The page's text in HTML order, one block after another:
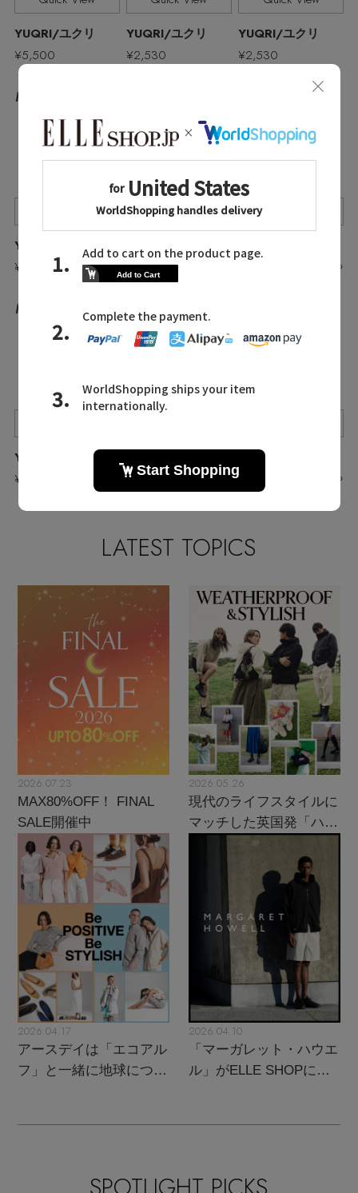
YUQRI/ユクリ
¥5,500
YUQRI/ユクリ
¥2,530
YUQRI/ユクリ
¥2,530
No.25
YUQRI/ユクリ
¥2,530
Quick View
YUQRI/ユクリ
¥2,530
Quick View
入荷待ち
No.28
YUQRI/ユクリ
¥2,530
No.29
¥3,850
入荷待ち
YUQRI/ユクリ
¥3,850
入荷待ち
LATEST TOPICS
2026.07.23
MAX80%OFF！ FINAL
SALE開催中
2026.05.26
現代のライフスタイルに
マッチした英国発「ハン
ター」に注目
2026.04.17
アースデイは「エコアル
フ」と一緒に地球につい
2026.04.10
「マーガレット・ハウエ
ル」がELLE SHOPにカ